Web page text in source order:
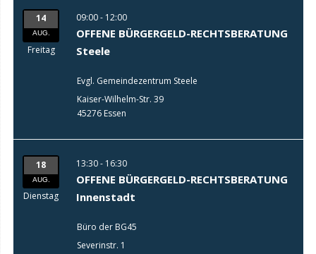
14
AUG.
Freitag
09:00 - 12:00
OFFENE BÜRGERGELD-RECHTSBERATUNG
Steele
Evgl. Gemeindezentrum Steele
Kaiser-Wilhelm-Str. 39
45276 Essen
18
AUG.
Dienstag
13:30 - 16:30
OFFENE BÜRGERGELD-RECHTSBERATUNG
Innenstadt
Büro der BG45
Severinstr. 1